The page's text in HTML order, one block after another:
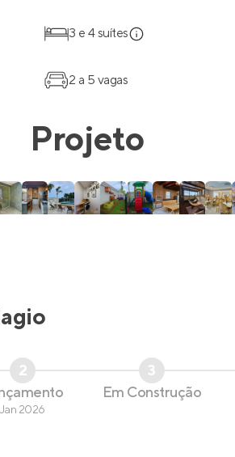
3 e 4 suítes
2 a 5 vagas
Projeto
2
Jan 2026
3
Em Construção